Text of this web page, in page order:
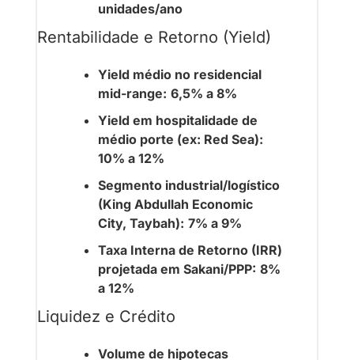
unidades/ano
Rentabilidade e Retorno (Yield)
Yield médio no residencial
mid-range: 6,5% a 8%
Yield em hospitalidade de
médio porte (ex: Red Sea):
10% a 12%
Segmento industrial/logístico
(King Abdullah Economic
City, Taybah): 7% a 9%
Taxa Interna de Retorno (IRR)
projetada em Sakani/PPP: 8%
a 12%
Liquidez e Crédito
Volume de hipotecas